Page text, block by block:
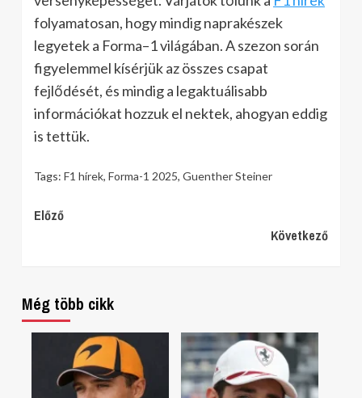
folyamatosan, hogy mindig naprakészek
legyetek a Forma–1 világában. A szezon során
figyelemmel kísérjük az összes csapat
fejlődését, és mindig a legaktuálisabb
információkat hozzuk el nektek, ahogyan eddig
is tettük.
Tags: F1 hírek, Forma-1 2025, Guenther Steiner
Continue
Előző
Következő
Még több cikk